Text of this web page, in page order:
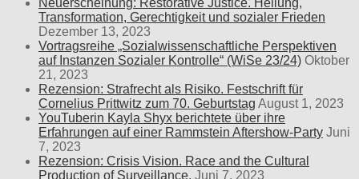
Transformation, Gerechtigkeit und sozialer Frieden
Dezember 13, 2023
Vortragsreihe „Sozialwissenschaftliche Perspektiven
auf Instanzen Sozialer Kontrolle“ (WiSe 23/24) Oktober
21, 2023
Rezension: Strafrecht als Risiko. Festschrift für
Cornelius Prittwitz zum 70. Geburtstag August 1, 2023
YouTuberin Kayla Shyx berichtete über ihre
Erfahrungen auf einer Rammstein Aftershow-Party Juni
7, 2023
Rezension: Crisis Vision. Race and the Cultural
Production of Surveillance. Juni 7, 2023